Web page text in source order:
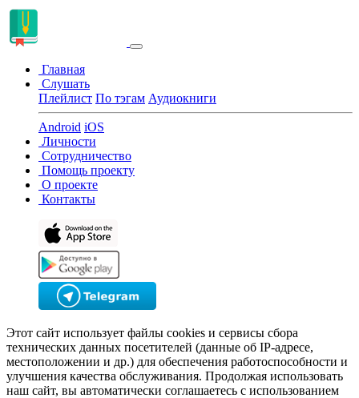
Главная
Слушать
Плейлист По тэгам Аудиокниги
Android iOS
Личности
Сотрудничество
Помощь проекту
О проекте
Контакты
Этот сайт использует файлы cookies и сервисы сбора
технических данных посетителей (данные об IP-адресе,
местоположении и др.) для обеспечения работоспособности и
улучшения качества обслуживания. Продолжая использовать
наш сайт, вы автоматически соглашаетесь с использованием